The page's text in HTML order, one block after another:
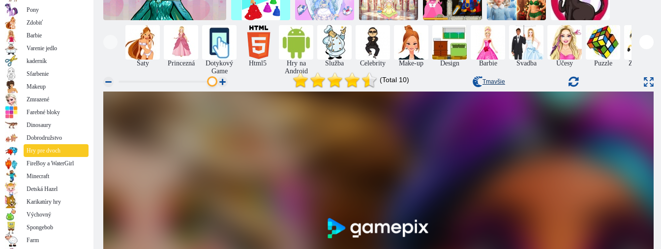
Strieľať a zničiť
ovocie spojenie
Zabite a uložte
pre princezné
princezná
3D
Bežecké
princezné 3D
Magic Princess:
Oblečte bábiku
Čarovná
princezná
Zachráňte
dievča: Vyriešte
hádanku
Teplý a studený
zimný štýl
Módne Mačacie
Šaty Princezná
Dotykový
Game
Html5
Hry na
Android
Služba Celebrity Make-up Design Barbie Svadba Účesy Puzzle Zručnosť
(Total 10) Tmavšie
Pony
Zdobiť
Barbie
Varenie jedlo
kaderník
Sfarbenie
Makeup
Zmrazené
Farebné bloky
Dinosaury
Dobrodružstvo
Hry pre dvoch
FireBoy a WaterGirl
Minecraft
Detská Hazel
Karikatúry hry
Výchovný
Spongebob
Farm